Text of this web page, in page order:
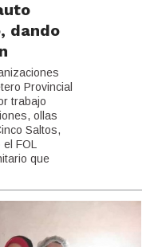
dando
Provincial
trabajo
ollas
Saltos,
FOL
que